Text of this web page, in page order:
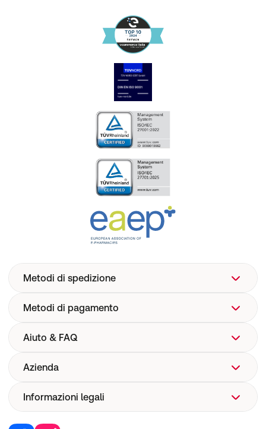
Metodi di spedizione
Metodi di pagamento
Aiuto & FAQ
Aiuto
Spedizione
Azienda
Chi siamo
Corporate Website
Informazioni legali